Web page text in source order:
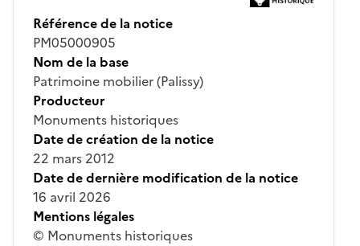
Référence de la notice
PM05000905
Nom de la base
Patrimoine mobilier (Palissy)
Producteur
Monuments historiques
Date de création de la notice
22 mars 2012
Date de dernière modification de la notice
16 avril 2026
Mentions légales
© Monuments historiques